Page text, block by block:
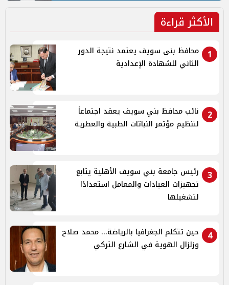
الأكثر قراءة
1
محافظ بنى سويف يعتمد نتيجة الدور
الثاني للشهادة الإعدادية
2
نائب محافظ بني سويف يعقد اجتماعاً
لتنظيم مؤتمر النباتات الطبية والعطرية
3
رئيس جامعة بني سويف الأهلية يتابع
تجهيزات العيادات والمعامل استعدادًا
لتشغيلها
4
حين تتكلم الجغرافيا بالرياضة... محمد صلاح
وزلزال الهوية في الشارع التركي